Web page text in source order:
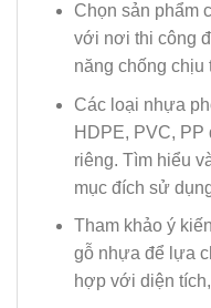
Chọn sản phẩm
với nơi thi công
năng chống chịu
Các loại nhựa
HDPE, PVC,
riêng. Tìm hiểu
mục đích sử
Tham khảo ý
gỗ nhựa để lựa
hợp với diện